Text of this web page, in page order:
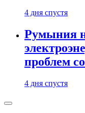
4 дня спустя
Румыния
проблем
4 дня спустя